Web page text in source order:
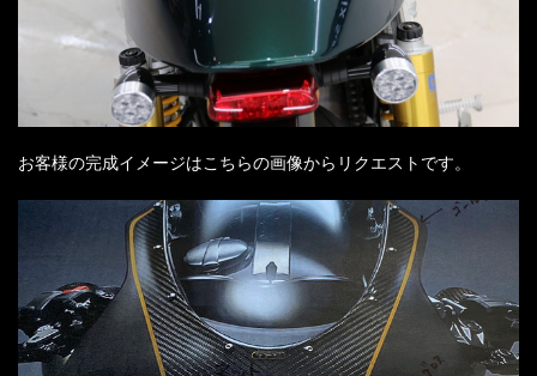
お客様の完成イメージはこちらの画像からリクエストです。